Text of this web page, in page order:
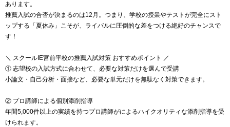
あります。
推薦入試の合否が決まるのは12月。つまり、学校の授業やテストが完全にスト
ップする「夏休み」こそが、ライバルに圧倒的な差をつける絶好のチャンスで
す！
＼ スクールIE宮前平校の推薦入試対策 おすすめポイント ／
① 志望校の入試方式に合わせて、必要な対策だけを選んで受講
小論文・自己分析・面接など、必要な単元だけを無駄なく対策できます。
② プロ講師による個別添削指導
年間5,000件以上の実績を持つプロ講師がによるハイクオリティな添削指導を受
けられます。